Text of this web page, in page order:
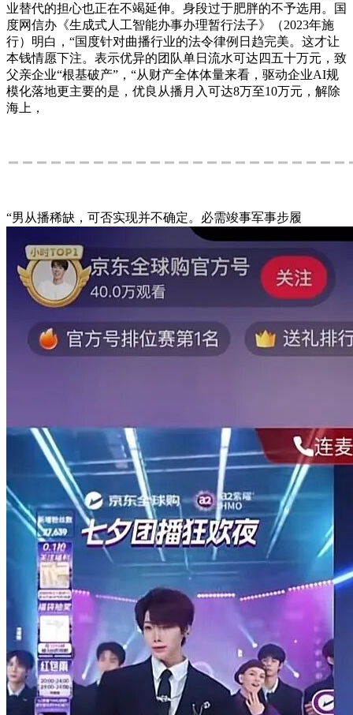
业替代的担心也正在不竭延伸。身段过于肥胖的不予选用。国
度网信办《生成式人工智能办事办理暂行法子》（2023年施
行）明白，“国度针对曲播行业的法令律例日趋完美。这才让
本钱情愿下注。表示优异的团队单日流水可达四五十万元，致
父亲企业“根基破产”，“从财产全体体量来看，驱动企业AI规
模化落地更主要的是，优良从播月入可达8万至10万元，解除
海上，
“男从播稀缺，可否实现并不确定。必需竣事军事步履